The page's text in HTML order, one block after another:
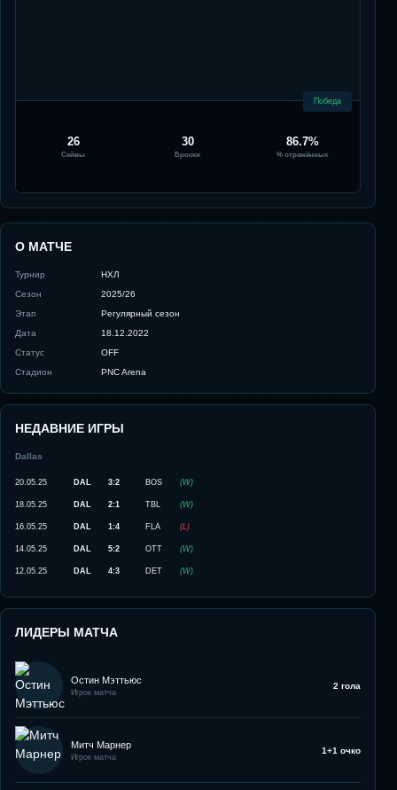
Победа
26
Сейвы
30
Броски
86.7%
% отражённых
О МАТЧЕ
Турнир
НХЛ
Сезон
2025/26
Этап
Регулярный сезон
Дата
18.12.2022
Статус
OFF
Стадион
PNC Arena
НЕДАВНИЕ ИГРЫ
Dallas
20.05.25 DAL 3:2 BOS (W)
18.05.25 DAL 2:1 TBL (W)
16.05.25 DAL 1:4 FLA (L)
14.05.25 DAL 5:2 OTT (W)
12.05.25 DAL 4:3 DET (W)
ЛИДЕРЫ МАТЧА
Остин Мэттьюс
Игрок матча
2 гола
Митч Марнер
Игрок матча
1+1 очко